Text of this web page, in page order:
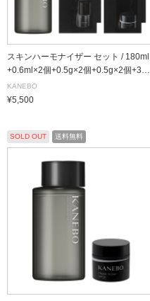
スキンハーモナイザー セット / 180ml
+0.6ml×2個+0.5g×2個+0.5g×2個+3ml
×2個
KANEBO
¥5,500
SOLD OUT 送料無料